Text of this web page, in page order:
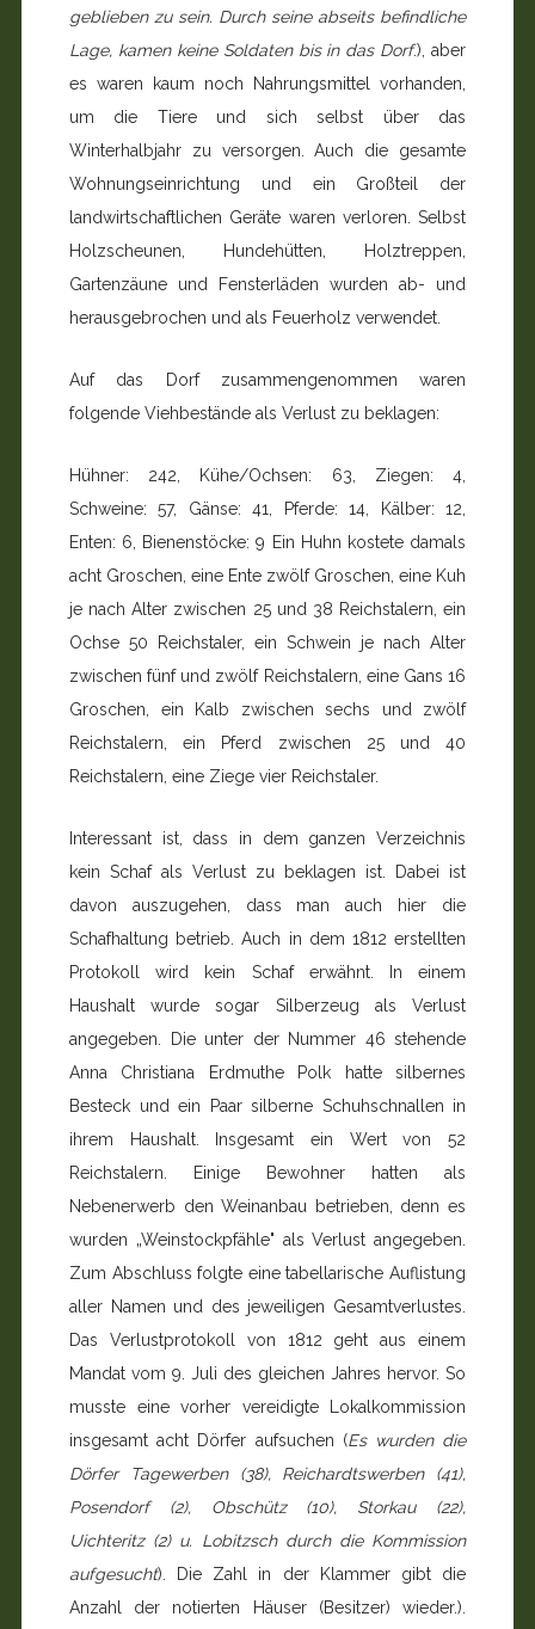
geblieben zu sein. Durch seine abseits befindliche
Lage, kamen keine Soldaten bis in das Dorf.), aber
es waren kaum noch Nahrungsmittel vorhanden,
um die Tiere und sich selbst über das
Winterhalbjahr zu versorgen. Auch die ge­samte
Wohnungseinrichtung und ein Großteil der
landwirt­schaftlichen Geräte waren verloren. Selbst
Holzscheunen, Hundehütten, Holztreppen,
Gartenzäune und Fensterläden wurden ab- und
herausgebrochen und als Feuerholz ver­wendet.
Auf das Dorf zusammengenommen waren
folgende Vieh­bestände als Verlust zu beklagen:
Hühner: 242, Kühe/Ochsen: 63, Ziegen: 4,
Schweine: 57, Gänse: 41, Pferde: 14, Kälber: 12,
Enten: 6, Bienenstöcke: 9 Ein Huhn kostete damals
acht Groschen, eine Ente zwölf Groschen, eine Kuh
je nach Alter zwischen 25 und 38 Reichstalern, ein
Ochse 50 Reichstaler, ein Schwein je nach Alter
zwischen fünf und zwölf Reichstalern, eine Gans 16
Groschen, ein Kalb zwischen sechs und zwölf
Reichstalern, ein Pferd zwischen 25 und 40
Reichstalern, eine Ziege vier Reichstaler.
Interessant ist, dass in dem ganzen Verzeichnis
kein Schaf als Verlust zu beklagen ist. Dabei ist
davon auszugehen, dass man auch hier die
Schafhaltung betrieb. Auch in dem 1812 erstellten
Protokoll wird kein Schaf erwähnt. In einem
Haushalt wurde sogar Silberzeug als Verlust
angegeben. Die unter der Nummer 46 stehende
Anna Christiana Erdmuthe Polk hatte silbernes
Besteck und ein Paar silberne Schuhschnallen in
ihrem Haushalt. Insgesamt ein Wert von 52
Reichstalern. Einige Bewohner hatten als
Nebenerwerb den Weinanbau betrieben, denn es
wurden „Weinstockpfähle" als Verlust angegeben.
Zum Abschluss folgte eine tabellarische Auflistung
aller Namen und des jeweiligen Gesamtverlustes.
Das Verlustprotokoll von 1812 geht aus einem
Mandat vom 9. Juli des gleichen Jahres hervor. So
musste eine vorher vereidigte Lokalkommission
insgesamt acht Dörfer aufsuchen (Es wurden die
Dörfer Tagewerben (38), Reichardtswerben (41),
Posendorf (2), Obschütz (10), Storkau (22),
Uichteritz (2) u. Lobitzsch durch die Kommission
aufgesucht). Die Zahl in der Klammer gibt die
Anzahl der notierten Häuser (Besitzer) wieder.).